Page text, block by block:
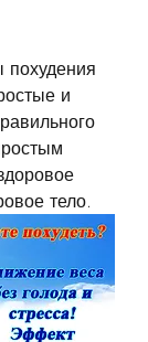
похудения
и
тело.